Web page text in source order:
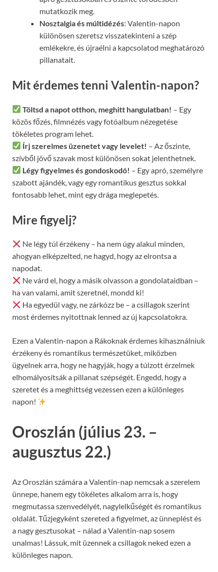
mutatkozik meg.
Nosztalgia és múltidézés: Valentin-napon
különösen szeretsz visszatekinteni a szép
emlékekre, és újraélni a kapcsolatod meghatározó
pillanatait.
Mit érdemes tenni Valentin-napon?
Töltsd a napot otthon, meghitt hangulatban! – Egy
közös főzés, filmnézés vagy fotóalbum nézegetése
tökéletes program lehet.
Írj szerelmes üzenetet vagy levelet! – Az őszinte,
szívből jövő szavak most különösen sokat jelenthetnek.
Légy figyelmes és gondoskodó! – Egy apró, személyre
szabott ajándék, vagy egy romantikus gesztus sokkal
fontosabb lehet, mint egy drága meglepetés.
Mire figyelj?
Ne légy túl érzékeny – ha nem úgy alakul minden,
ahogyan elképzelted, ne hagyd, hogy az elrontsa a
napodat.
Ne várd el, hogy a másik olvasson a gondolataidban –
ha van valami, amit szeretnél, mondd ki!
Ha egyedül vagy, ne zárkózz be – a csillagok szerint
most érdemes nyitottnak lenned az új kapcsolatokra.
Ezen a Valentin-napon a Rákoknak érdemes kihasználniuk
érzékeny és romantikus természetüket, miközben
ügyelnek arra, hogy ne hagyják, hogy a túlzott érzelmek
elhomályosítsák a pillanat szépségét. Engedd, hogy a
szeretet és a meghittség vezessen ezen a különleges
napon!
Oroszlán (július 23. –
augusztus 22.)
Az Oroszlán számára a Valentin-nap nemcsak a szerelem
ünnepe, hanem egy tökéletes alkalom arra is, hogy
megmutassa szenvedélyét, nagylelkűségét és romantikus
oldalát. Tűzjegyként szereted a figyelmet, az ünneplést és
a nagy gesztusokat – nálad a Valentin-nap sosem
unalmas! Lássuk, mit üzennek a csillagok neked ezen a
különleges napon.